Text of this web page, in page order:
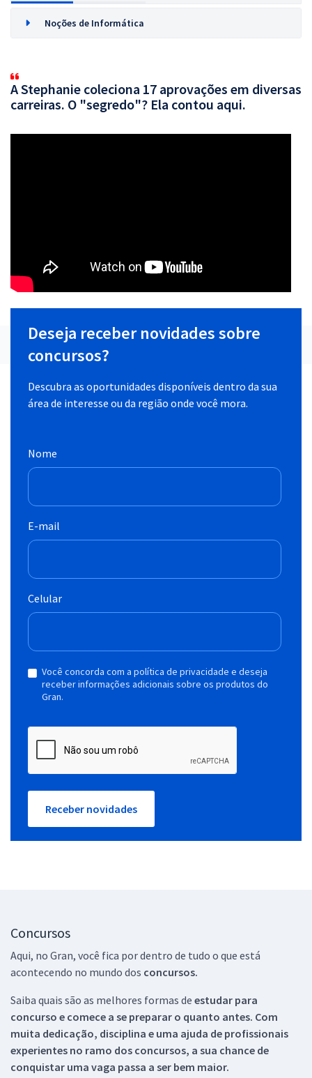
Noções de Informática
A Stephanie coleciona 17 aprovações em diversas
carreiras. O "segredo"? Ela contou aqui.
Deseja receber novidades sobre
concursos?
Descubra as oportunidades disponíveis dentro da sua
área de interesse ou da região onde você mora.
Nome
E-mail
Celular
Você concorda com a política de privacidade e deseja
receber informações adicionais sobre os produtos do
Gran.
Receber novidades
Concursos
Aqui, no Gran, você fica por dentro de tudo o que está
acontecendo no mundo dos concursos.
Saiba quais são as melhores formas de estudar para
concurso e comece a se preparar o quanto antes. Com
muita dedicação, disciplina e uma ajuda de profissionais
experientes no ramo dos concursos, a sua chance de
conquistar uma vaga passa a ser bem maior.